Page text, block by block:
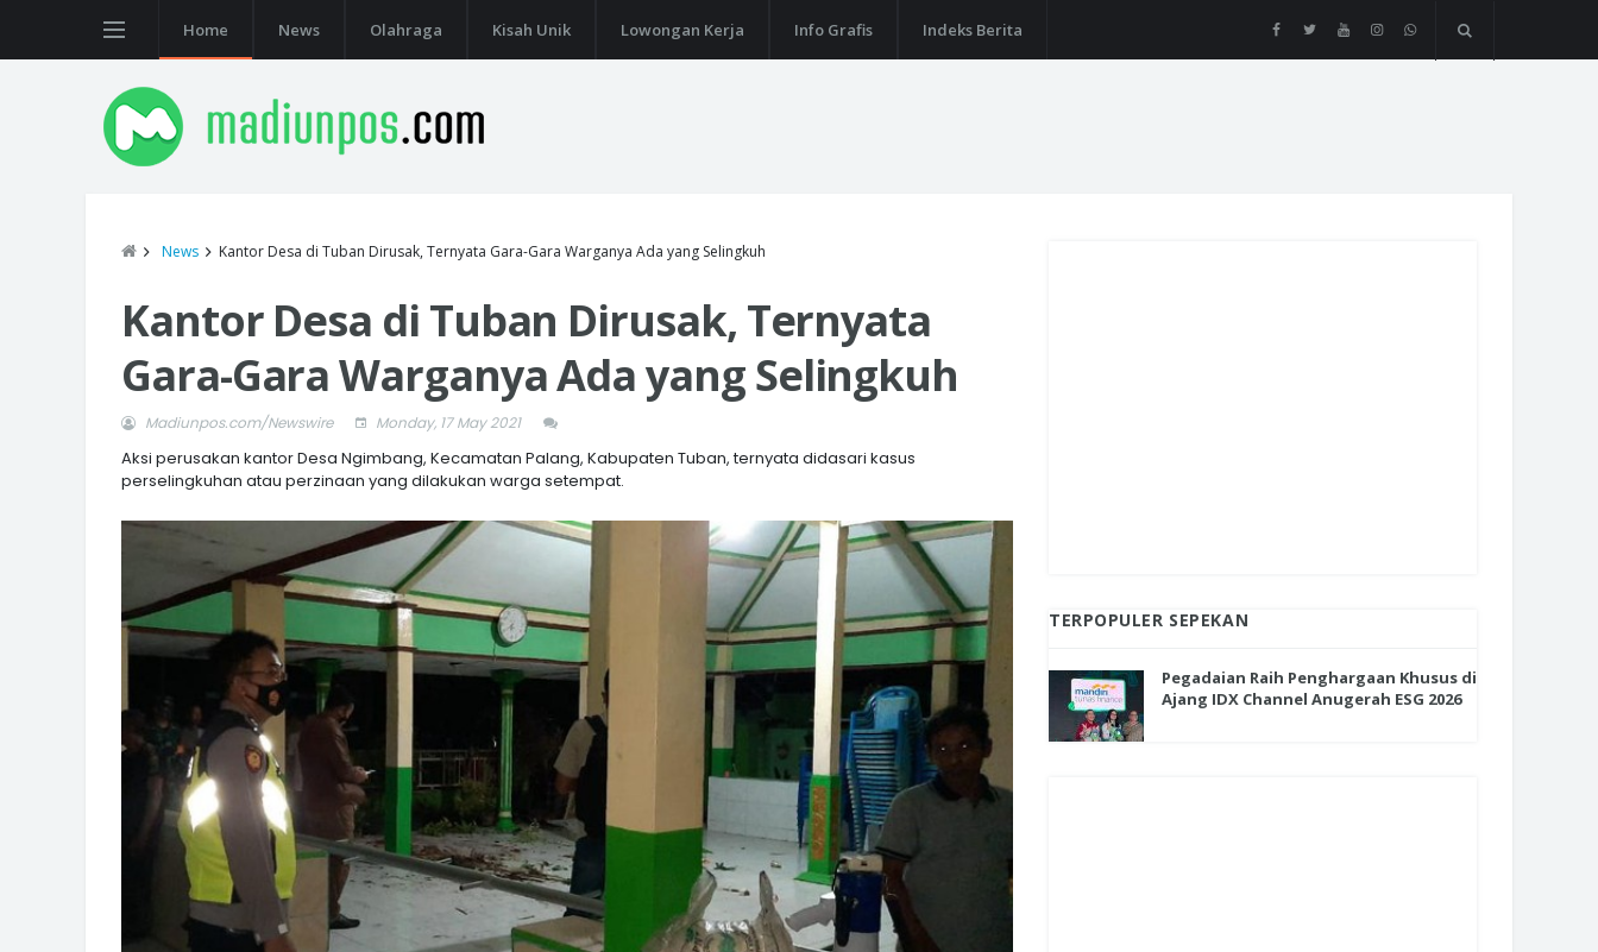
Home News Olahraga Kisah Unik Lowongan Kerja Info Grafis Indeks Berita
News Kantor Desa di Tuban Dirusak, Ternyata Gara-Gara Warganya Ada yang Selingkuh
Kantor Desa di Tuban Dirusak, Ternyata
Gara-Gara Warganya Ada yang Selingkuh
Madiunpos.com/Newswire Monday, 17 May 2021
Aksi perusakan kantor Desa Ngimbang, Kecamatan Palang, Kabupaten Tuban, ternyata didasari kasus
perselingkuhan atau perzinaan yang dilakukan warga setempat.
TERPOPULER SEPEKAN
Pegadaian Raih Penghargaan Khusus di
Ajang IDX Channel Anugerah ESG 2026